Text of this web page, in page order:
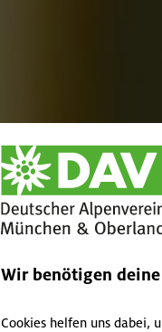
Wir benötigen
Cookies helfen uns dabei,